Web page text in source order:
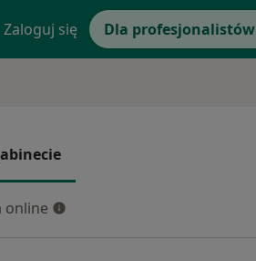
Zaloguj się Dla profesjonalistów
online
online